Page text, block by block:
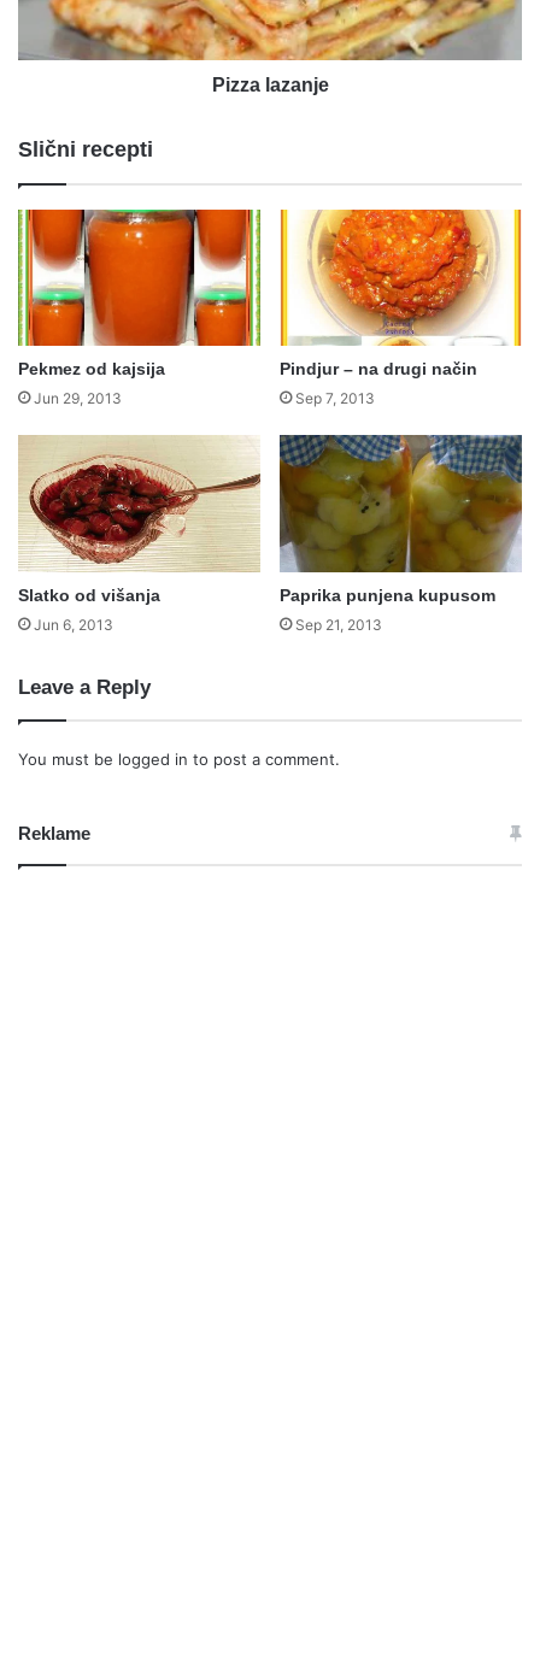
Pizza lazanje
Slični recepti
Pekmez od kajsija
Jun 29, 2013
Pindjur – na drugi način
Sep 7, 2013
Slatko od višanja
Jun 6, 2013
Paprika punjena kupusom
Sep 21, 2013
Leave a Reply
You must be logged in to post a comment.
Reklame